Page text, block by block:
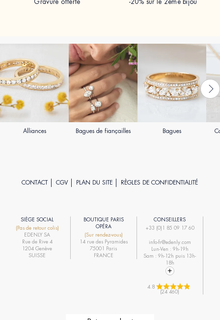
Alliances Bagues de fiançailles Bagues
CONTACT CGV PLAN DU SITE RÈGLES DE CONFIDENTIALITÉ
SIÈGE SOCIAL
(Pas de retour colis)
EDENLY SA
Rue de Rive 4
1204 Genève
SUISSE
BOUTIQUE PARIS
OPÉRA
(Sur rendez-vous)
14 rue des Pyramides
75001 Paris
FRANCE
CONSEILLERS
+33 (0)1 85 09 17 60
info-fr@edenly.com
Lun-Ven : 9h-19h
Sam : 9h-12h puis 13h-
18h
4.8
(24 460)